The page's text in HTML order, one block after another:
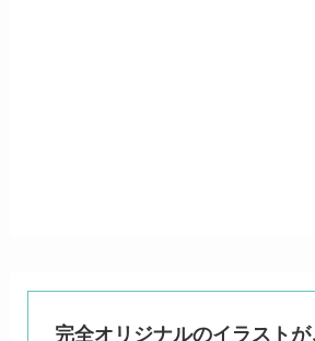
完全オリジナルのイラスト